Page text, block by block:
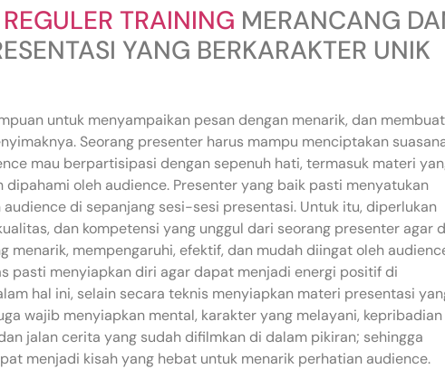
TRAINING MERANCANG
YANG BERKARAKTER UNIK
untuk menyampaikan pesan dengan menarik, dan membuat
Seorang presenter harus mampu menciptakan
mau berpartisipasi dengan sepenuh hati, termasuk materi
oleh audience. Presenter yang baik pasti menyatukan
di sepanjang sesi-sesi presentasi. Untuk itu, diperlukan
dan kompetensi yang unggul dari seorang presenter agar
menarik, mempengaruhi, efektif, dan mudah diingat oleh
pasti menyiapkan diri agar dapat menjadi energi positif di
hal ini, selain secara teknis menyiapkan materi presentasi
wajib menyiapkan mental, karakter yang melayani, kepribadian
jalan cerita yang sudah difilmkan di dalam pikiran; sehingga
menjadi kisah yang hebat untuk menarik perhatian audience.